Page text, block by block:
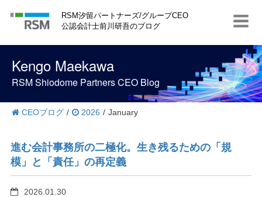
t
RSM汐留パートナーズ/グループCEO
公認会計士前川研吾のブログ
Kengo Maekawa
RSM Shiodome Partners CEO Blog
CEOブログ / 2026 / January
進む会計事務所の二極化。生き残るための「規
模」と「責任」の再定義
2026.01.30